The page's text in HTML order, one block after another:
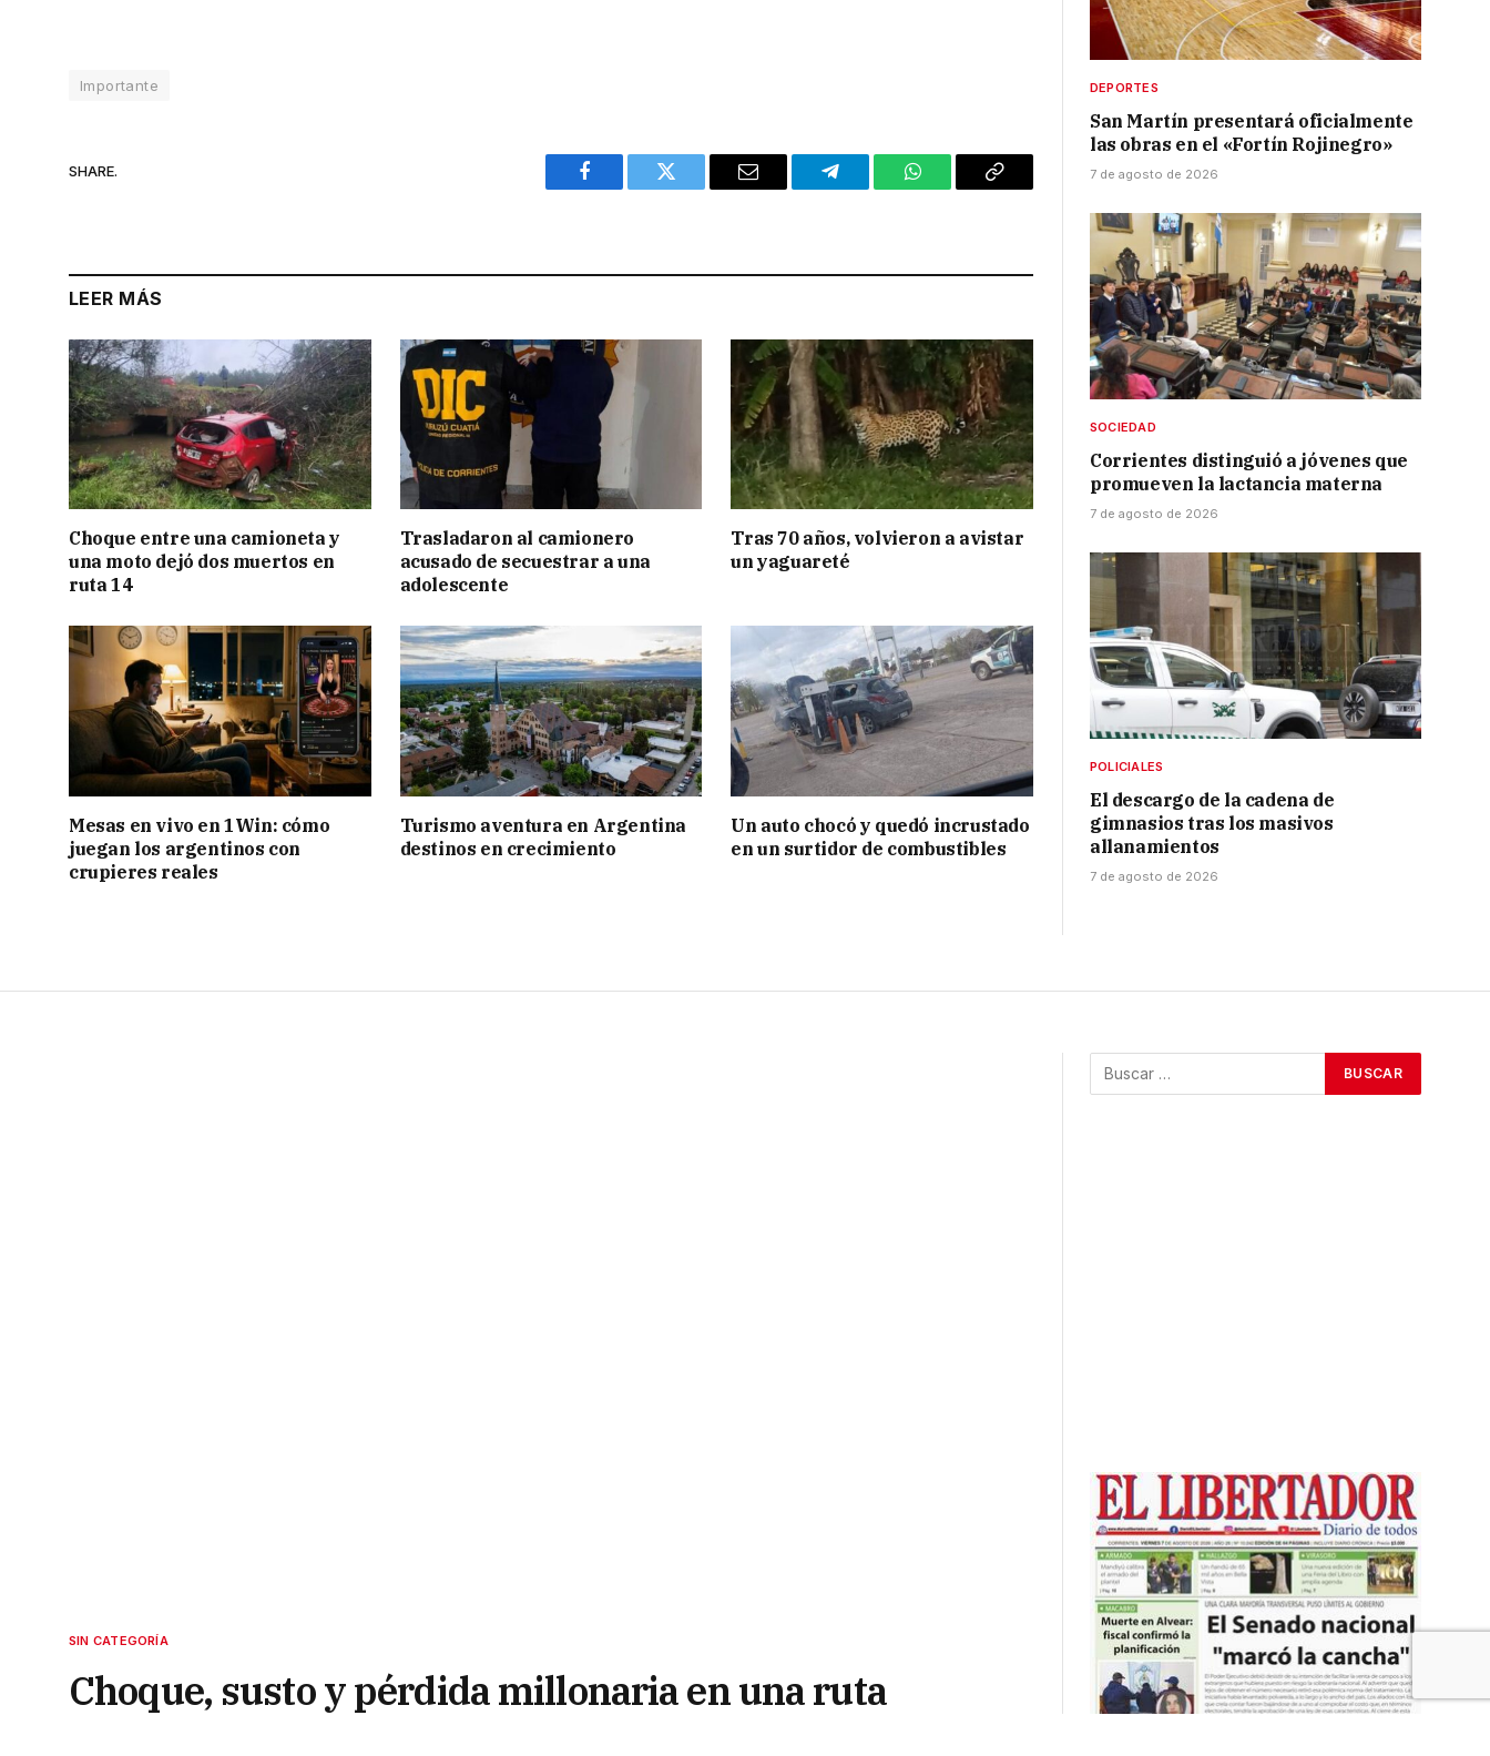
Importante
SHARE.
Facebook Twitter Email Telegram WhatsAppCopy
LEER MÁS
Choque entre una camioneta y
una moto dejó dos muertos en
ruta 14
Trasladaron al camionero
acusado de secuestrar a una
adolescente
Tras 70 años, volvieron a avistar
un yaguareté
Mesas en vivo en 1Win: cómo
juegan los argentinos con
crupieres reales
Turismo aventura en Argentina
destinos en crecimiento
Un auto chocó y quedó incrustado
en un surtidor de combustibles
DEPORTES
San Martín presentará oficialmente
las obras en el «Fortín Rojinegro»
7 de agosto de 2026
SOCIEDAD
Corrientes distinguió a jóvenes que
promueven la lactancia materna
7 de agosto de 2026
POLICIALES
El descargo de la cadena de
gimnasios tras los masivos
allanamientos
7 de agosto de 2026
SIN CATEGORÍA
Choque, susto y pérdida millonaria en una ruta